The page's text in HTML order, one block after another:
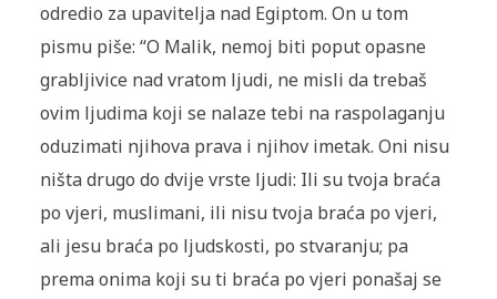
odredio za upavitelja nad Egiptom. On u tom
pismu piše: “O Malik, nemoj biti poput opasne
grabljivice nad vratom ljudi, ne misli da trebaš
ovim ljudima koji se nalaze tebi na raspolaganju
oduzimati nji­hova prava i njihov imetak. Oni nisu
ništa drugo do dvije vrste ljudi: Ili su tvoja braća
po vjeri, muslimani, ili nisu tvoja braća po vjeri,
ali jesu braća po ljudskosti, po stvaranju; pa
prema onima koji su ti braća po vjeri ponašaj se